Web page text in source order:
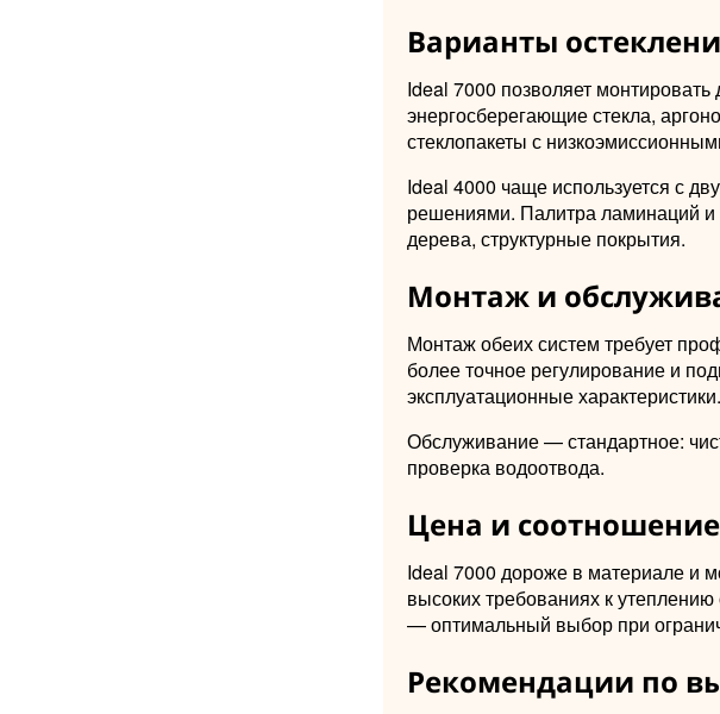
Варианты
Ideal 7000 позволяет
энергосберегающие стекла,
стеклопакеты с
Ideal 4000 чаще используется с
решениями. Палитра ламинаций и
дерева, структурные покрытия.
Монтаж и
Монтаж обеих систем требует
более точное регулирование и
эксплуатационные характеристики.
Обслуживание — стандартное:
проверка водоотвода.
Цена и
Ideal 7000 дороже в материале и
высоких требованиях к
— оптимальный выбор при
Рекомендации по